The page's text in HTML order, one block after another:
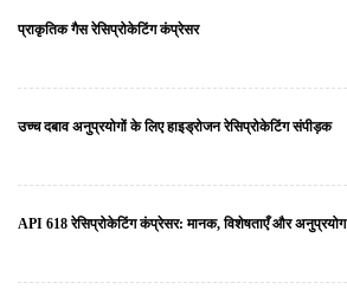
प्राकृतिक गैस रेसिप्रोकेटिंग कंप्रेसर
उच्च दबाव अनुप्रयोगों के लिए हाइड्रोजन रेसिप्रोकेटिंग संपीड़क
API 618 रेसिप्रोकेटिंग कंप्रेसर: मानक, विशेषताएँ और अनुप्रयोग